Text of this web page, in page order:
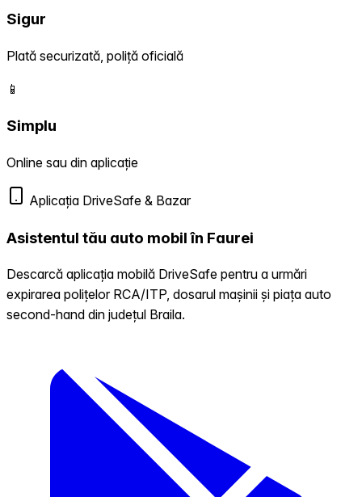
Sigur
Plată securizată, poliță oficială
📱
Simplu
Online sau din aplicație
Aplicația DriveSafe & Bazar
Asistentul tău auto mobil în Faurei
Descarcă aplicația mobilă DriveSafe pentru a urmări
expirarea polițelor RCA/ITP, dosarul mașinii și piața auto
second-hand din județul Braila.